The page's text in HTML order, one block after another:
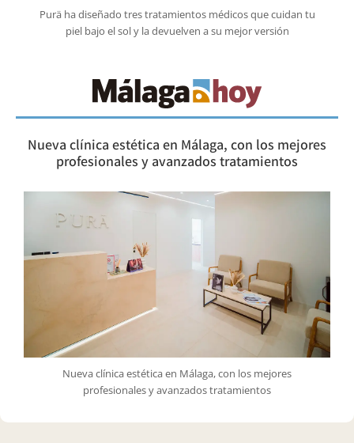
Purä ha diseñado tres tratamientos médicos que cuidan tu
piel bajo el sol y la devuelven a su mejor versión
Nueva clínica estética en Málaga, con los mejores
profesionales y avanzados tratamientos
Nueva clínica estética en Málaga, con los mejores
profesionales y avanzados tratamientos